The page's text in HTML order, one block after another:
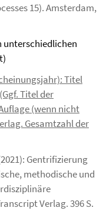
15). Amsterdam,
unterschiedlichen
Titel
Titel der
(wenn nicht
Gesamtzahl der
Gentrifizierung
methodische und
Verlag. 396 S.